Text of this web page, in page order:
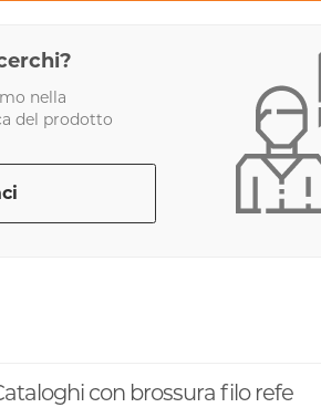
nella
del prodotto
con brossura filo refe